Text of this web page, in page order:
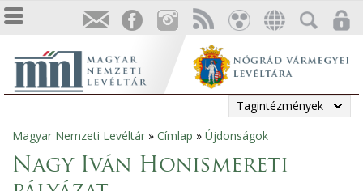
Tagintézmények
Jelenlegi
hely
Magyar Nemzeti Levéltár » Címlap » Újdonságok
Nagy Iván Honismereti